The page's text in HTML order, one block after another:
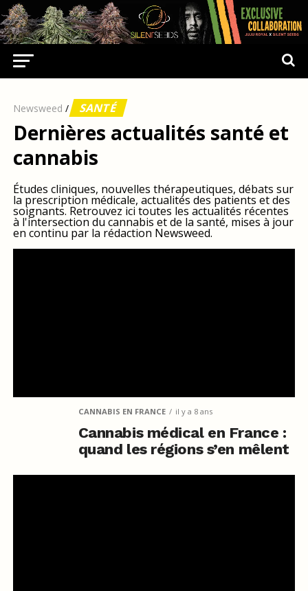
Newsweed / SANTÉ
Dernières actualités santé et
cannabis
Études cliniques, nouvelles thérapeutiques, débats sur
la prescription médicale, actualités des patients et des
soignants. Retrouvez ici toutes les actualités récentes
à l'intersection du cannabis et de la santé, mises à jour
en continu par la rédaction Newsweed.
CANNABIS EN FRANCE il y a 8 ans
Cannabis médical en France :
quand les régions s’en mêlent